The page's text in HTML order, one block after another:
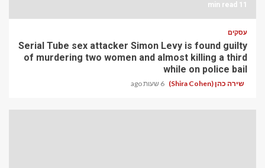
11 min read
עסקים
Serial Tube sex attacker Simon Levy is found guilty
of murdering two women and almost killing a third
while on police bail
שירה כהן (Shira Cohen) 6 שעות ago